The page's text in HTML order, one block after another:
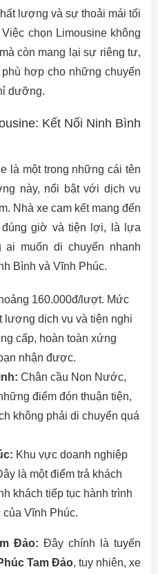
lượng và sự thoải mái tối
chọn Limousine không
còn mang lại sự riêng tư,
hợp cho những chuyến
dưỡng.
Kết Nối Ninh Bình
là một trong những cái tên
này, nổi bật với dịch vụ
Nhà xe cam kết mang đến
giờ và tiện lợi, là lựa
muốn di chuyển nhanh
Bình và Vĩnh Phúc.
160.000đ/lượt. Mức
lượng dịch vụ và tiện nghi
cấp, hoàn toàn xứng
nhận được.
Chân cầu Non Nước,
điểm đón thuận tiện,
không phải di chuyển quá
Khu vực doanh nghiệp
là một điểm trả khách
khách tiếp tục hành trình
Vĩnh Phúc.
Đảo: Đây chính là tuyến
Tam Đảo, tuy nhiên, xe